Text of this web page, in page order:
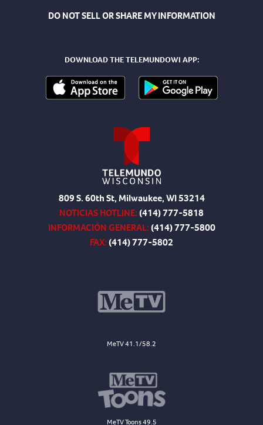
DO NOT SELL OR SHARE MY INFORMATION
DOWNLOAD THE TELEMUNDOWI APP:
809 S. 60th St, Milwaukee, WI 53214
NOTICIAS HOTLINE:(414) 777-5818
INFORMACIÓN GENERAL:(414) 777-5800
FAX:(414) 777-5802
MeTV 41.1/58.2
MeTV Toons 49.5